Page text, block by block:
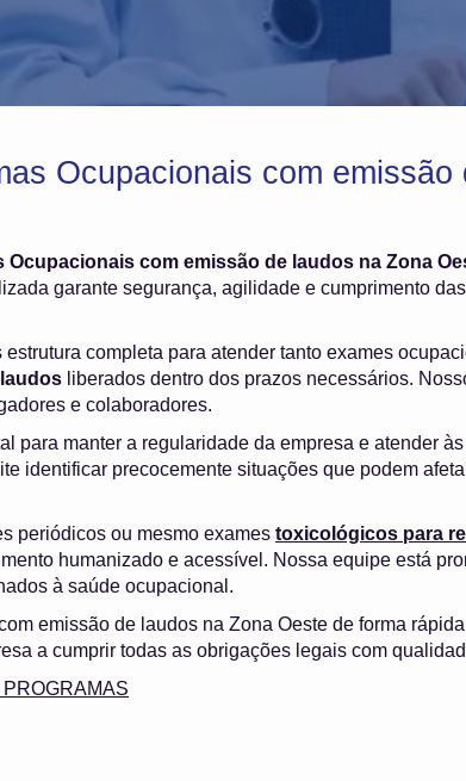
Ocupacionais com emissão
Ocupacionais com emissão de laudos na Zona
garante segurança, agilidade e cumprimento
estrutura completa para atender tanto exames
laudos liberados dentro dos prazos necessários.
e colaboradores.
para manter a regularidade da empresa e atender
identificar precocemente situações que podem
periódicos ou mesmo exames toxicológicos para
humanizado e acessível. Nossa equipe está
à saúde ocupacional.
emissão de laudos na Zona Oeste de forma
a cumprir todas as obrigações legais com